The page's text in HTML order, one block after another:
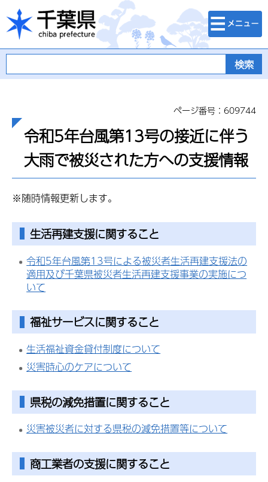
千葉県
検索・メニュ
ー
ページ番号：609744
令和5年台風第13号の接近に伴う
大雨で被災された方への支援情報
※随時情報更新します。
生活再建支援に関すること
令和5年台風第13号による被災者生活再建支援法の
適用及び千葉県被災者生活再建支援事業の実施につ
いて
福祉サービスに関すること
生活福祉資金貸付制度について
災害時心のケアについて
県税の減免措置に関すること
災害被災者に対する県税の減免措置等について
商工業者の支援に関すること